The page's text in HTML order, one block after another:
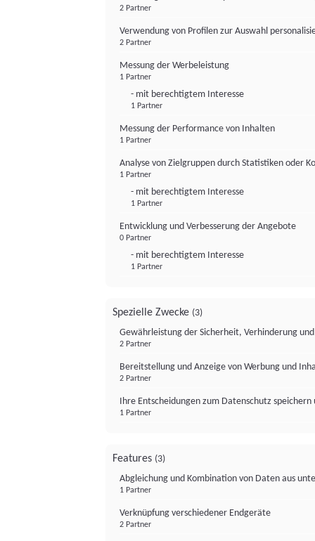
2 Partner
Verwendung von Profilen zur Auswahl
2 Partner
Messung der Werbeleistung
1 Partner
- mit berechtigtem Interesse
1 Partner
Messung der Performance von Inhalten
1 Partner
Analyse von Zielgruppen durch Statistiken oder
1 Partner
- mit berechtigtem Interesse
1 Partner
Entwicklung und Verbesserung der Angebote
0 Partner
- mit berechtigtem Interesse
1 Partner
Spezielle Zwecke (3)
Gewährleistung der Sicherheit, Verhinderung
2 Partner
Bereitstellung und Anzeige von Werbung und
2 Partner
Ihre Entscheidungen zum Datenschutz
1 Partner
Features (3)
Abgleichung und Kombination von Daten aus
1 Partner
Verknüpfung verschiedener Endgeräte
2 Partner